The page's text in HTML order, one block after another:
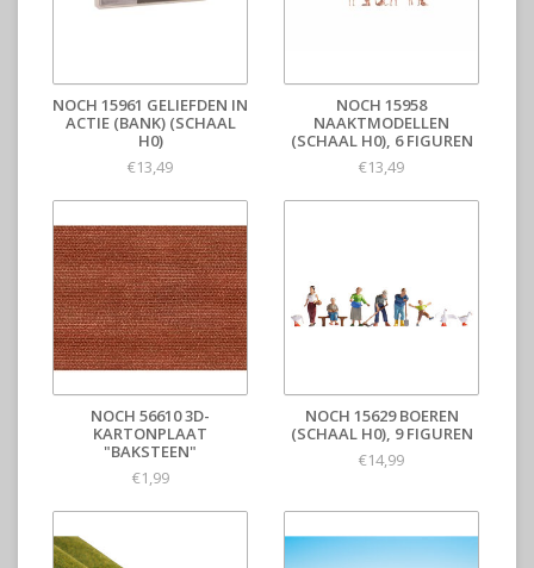
NOCH 15961 GELIEFDEN IN
ACTIE (BANK) (SCHAAL
H0)
€13,49
NOCH 15958
NAAKTMODELLEN
(SCHAAL H0), 6 FIGUREN
€13,49
NOCH 56610 3D-
KARTONPLAAT
"BAKSTEEN"
€1,99
NOCH 15629 BOEREN
(SCHAAL H0), 9 FIGUREN
€14,99